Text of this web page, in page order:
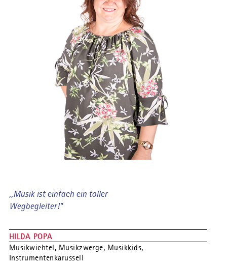
,,Musik ist einfach ein toller
Wegbegleiter!"
HILDA POPA
Musikwichtel, Musikzwerge, Musikkids,
Instrumentenkarussell